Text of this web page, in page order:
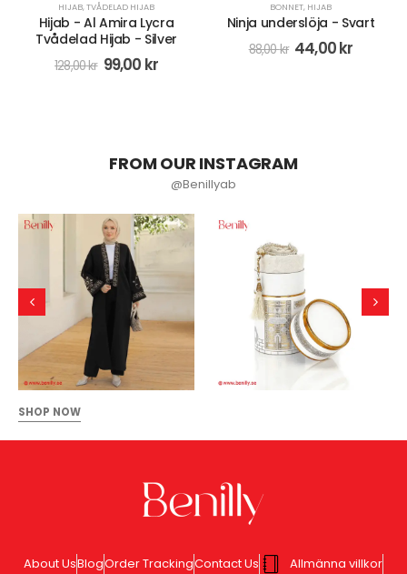
BONNET,HIJAB
Ninja underslöja - Svart
kr 44,00kr
HIJAB,TURBAN
Tre vingar turban-hijab av
lykra - Rosa
FROM OUR INSTAGRAM
@Benillyab
SHOP NOW
About UsBlogOrder TrackingContact Us Allmänna villkor